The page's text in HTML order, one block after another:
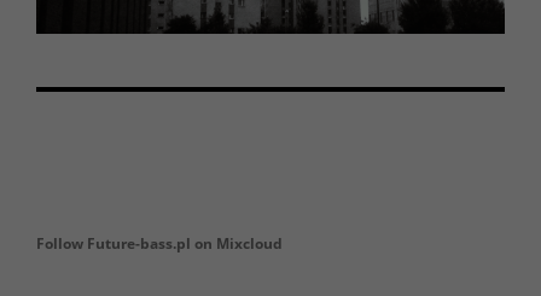
Follow Future-bass.pl on Mixcloud